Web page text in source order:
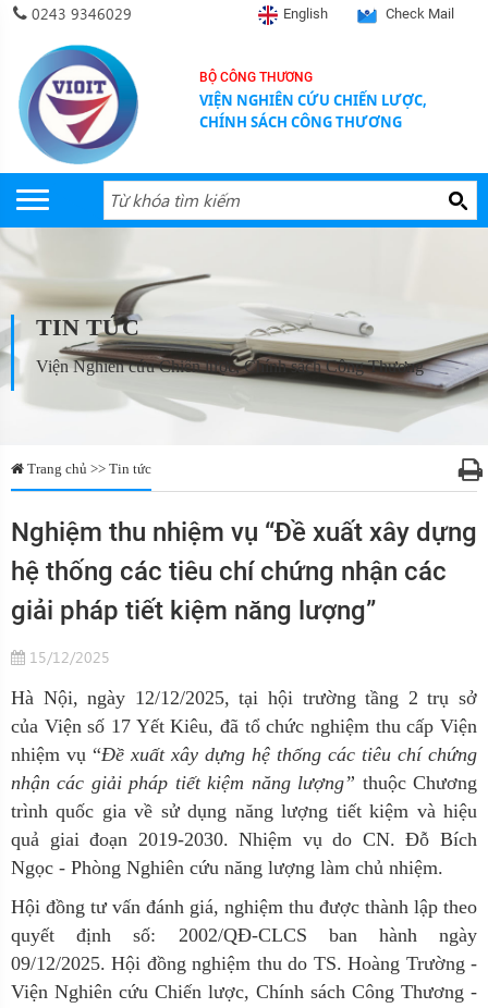
0243 9346029 English Check Mail
BỘ CÔNG THƯƠNG
VIỆN NGHIÊN CỨU CHIẾN LƯỢC,
CHÍNH SÁCH CÔNG THƯƠNG
TIN TỨC
Viện Nghiên cứu Chiến lược, Chính sách Công Thương
Trang chủ >> Tin tức
Nghiệm thu nhiệm vụ “Đề xuất xây dựng
hệ thống các tiêu chí chứng nhận các
giải pháp tiết kiệm năng lượng”
15/12/2025
Hà Nội, ngày 12/12/2025, tại hội trường tầng 2 trụ sở
của Viện số 17 Yết Kiêu, đã tổ chức nghiệm thu cấp Viện
nhiệm vụ “Đề xuất xây dựng hệ thống các tiêu chí chứng
nhận các giải pháp tiết kiệm năng lượng” thuộc Chương
trình quốc gia về sử dụng năng lượng tiết kiệm và hiệu
quả giai đoạn 2019-2030. Nhiệm vụ do CN. Đỗ Bích
Ngọc - Phòng Nghiên cứu năng lượng làm chủ nhiệm.
Hội đồng tư vấn đánh giá, nghiệm thu được thành lập theo
quyết định số: 2002/QĐ-CLCS ban hành ngày
09/12/2025. Hội đồng nghiệm thu do TS. Hoàng Trường -
Viện Nghiên cứu Chiến lược, Chính sách Công Thương -